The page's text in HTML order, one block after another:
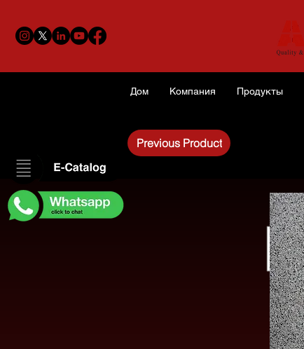
Дом Компания Продукты
Previous Product